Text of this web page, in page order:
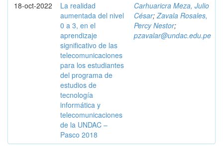
18-oct-2022
La realidad
aumentada del nivel
0 a 3, en el
aprendizaje
significativo de las
telecomunicaciones
para los estudiantes
del programa de
estudios de
tecnología
informática y
telecomunicaciones
de la UNDAC –
Pasco 2018
Carhuaricra Meza, Julio
César;Zavala Rosales,
Percy Nestor;
pzavalar@undac.edu.pe